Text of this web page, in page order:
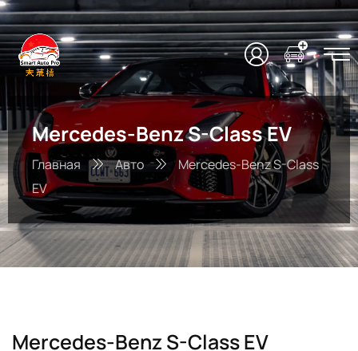
Mercedes-Benz S-Class EV
Главная Авто
Mercedes-Benz S-Class
EV
Mercedes-Benz S-Class EV